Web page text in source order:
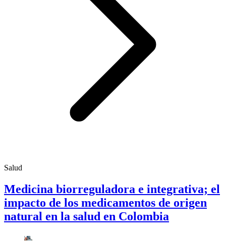
Salud
Medicina biorreguladora e integrativa; el
impacto de los medicamentos de origen
natural en la salud en Colombia